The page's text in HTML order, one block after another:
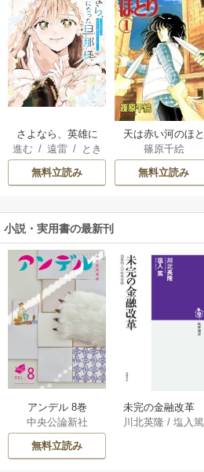
さよなら、英雄に
なった旦那様 ～
ただ祈るだけの役
立たずな妻のはず
進む / 遠雷/ とき
間
無料立読み
天は赤い河のほと
り
篠原千絵
無料立読み
小説・実用書の最新刊
アンデル 8巻
中央公論新社
無料立読み
未完の金融改革
――池尾和人の政
川北英隆 /塩入篤